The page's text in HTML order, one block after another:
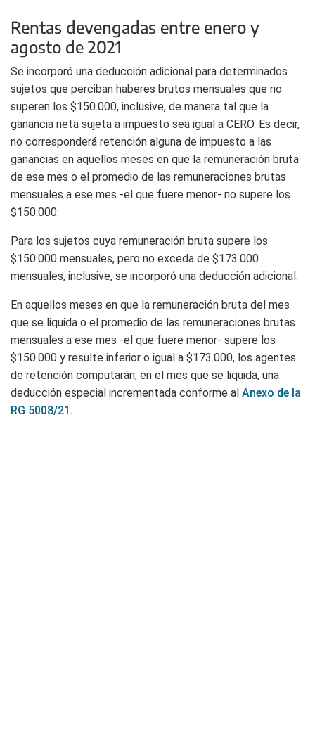
Rentas devengadas entre enero y
agosto de 2021
Se incorporó una deducción adicional para determinados
sujetos que perciban haberes brutos mensuales que no
superen los $150.000, inclusive, de manera tal que la
ganancia neta sujeta a impuesto sea igual a CERO. Es decir,
no corresponderá retención alguna de impuesto a las
ganancias en aquellos meses en que la remuneración bruta
de ese mes o el promedio de las remuneraciones brutas
mensuales a ese mes -el que fuere menor- no supere los
$150.000.
Para los sujetos cuya remuneración bruta supere los
$150.000 mensuales, pero no exceda de $173.000
mensuales, inclusive, se incorporó una deducción adicional.
En aquellos meses en que la remuneración bruta del mes
que se liquida o el promedio de las remuneraciones brutas
mensuales a ese mes -el que fuere menor- supere los
$150.000 y resulte inferior o igual a $173.000, los agentes
de retención computarán, en el mes que se liquida, una
deducción especial incrementada conforme al Anexo de la
RG 5008/21.